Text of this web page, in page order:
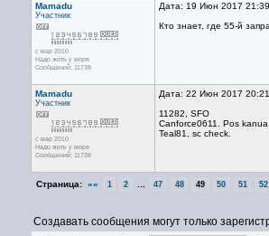
Mamadu
Участник
с мар 2010
Надо жить у моря
Сообщений: 11738
Дата: 19 Июн 2017
Кто знает, где 55-й
Mamadu
Участник
с мар 2010
Надо жить у моря
Сообщений: 11738
Дата: 22 Июн 2017
11282, SFO
Canforce0611. Pos
Teal81, sc check.
Страница: «« 1 2 47 48 49 50 51 52
Создавать сообщения могут только